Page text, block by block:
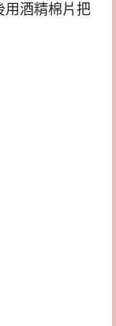
用酒精棉片把